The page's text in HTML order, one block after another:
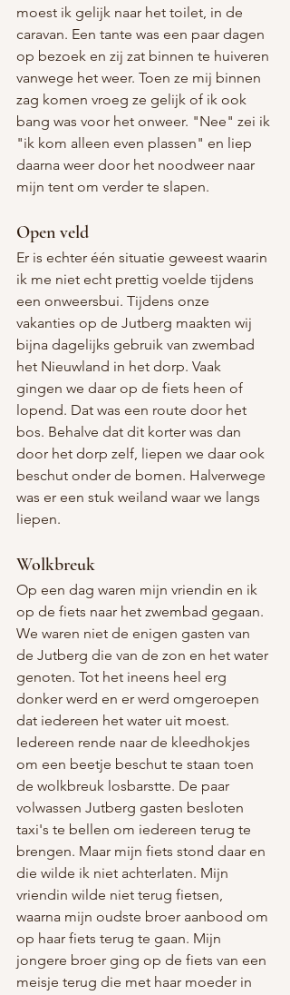
moest ik gelijk naar het toilet, in de
caravan. Een tante was een paar dagen
op bezoek en zij zat binnen te huiveren
vanwege het weer. Toen ze mij binnen
zag komen vroeg ze gelijk of ik ook
bang was voor het onweer. "Nee" zei ik
"ik kom alleen even plassen" en liep
daarna weer door het noodweer naar
mijn tent om verder te slapen.
Open veld
Er is echter één situatie geweest waarin
ik me niet echt prettig voelde tijdens
een onweersbui. Tijdens onze
vakanties op de Jutberg maakten wij
bijna dagelijks gebruik van zwembad
het Nieuwland in het dorp. Vaak
gingen we daar op de fiets heen of
lopend. Dat was een route door het
bos. Behalve dat dit korter was dan
door het dorp zelf, liepen we daar ook
beschut onder de bomen. Halverwege
was er een stuk weiland waar we langs
liepen.
Wolkbreuk
Op een dag waren mijn vriendin en ik
op de fiets naar het zwembad gegaan.
We waren niet de enigen gasten van
de Jutberg die van de zon en het water
genoten. Tot het ineens heel erg
donker werd en er werd omgeroepen
dat iedereen het water uit moest.
Iedereen rende naar de kleedhokjes
om een beetje beschut te staan toen
de wolkbreuk losbarstte. De paar
volwassen Jutberg gasten besloten
taxi's te bellen om iedereen terug te
brengen. Maar mijn fiets stond daar en
die wilde ik niet achterlaten. Mijn
vriendin wilde niet terug fietsen,
waarna mijn oudste broer aanbood om
op haar fiets terug te gaan. Mijn
jongere broer ging op de fiets van een
meisje terug die met haar moeder in